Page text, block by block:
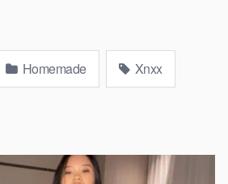
Homemade Xnxx